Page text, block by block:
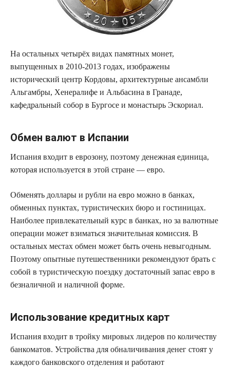
На остальных четырёх видах памятных монет,
выпущенных в 2010-2013 годах, изображены
исторический центр Кордовы, архитектурные ансамбли
Альгамбры, Хенералифе и Альбасина в Гранаде,
кафедральный собор в Бургосе и монастырь Эскориал.
Обмен валют в Испании
Испания входит в еврозону, поэтому денежная единица,
которая используется в этой стране — евро.
Обменять доллары и рубли на евро можно в банках,
обменных пунктах, туристических бюро и гостиницах.
Наиболее привлекательный курс в банках, но за валютные
операции может взиматься значительная комиссия. В
остальных местах обмен может быть очень невыгодным.
Поэтому опытные путешественники рекомендуют брать с
собой в туристическую поездку достаточный запас евро в
безналичной и наличной форме.
Использование кредитных карт
Испания входит в тройку мировых лидеров по количеству
банкоматов. Устройства для обналичивания денег стоят у
каждого банковского отделения и работают